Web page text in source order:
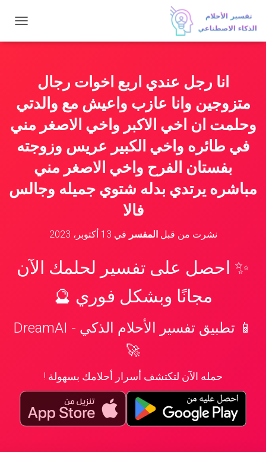
ب
ت
ق
انا رجل عندي اربع اخوات رجال
متزوجين وانا عازب واعيش مع والدتي
وحلمت ان اخي الاكبر واخي الاصغر مني
في طائره واخي الكبير عريس وزوجته
بفستان الفرح واخي الاصغر مني
مباشره يرتدي بدله شتوي جميله وجالس
فالا
نشرت من قبلالمفسر في 13 أكتوبر، 2023
✨ احصل على تفسير لحلمك الآن
مجانًا وبشكل فوري 🔮
📱 تطبيق تفسير الأحلام الذكي - DreamAI
🚀
حمله الآن لتكتشف أسرار أحلامك بسهولة !